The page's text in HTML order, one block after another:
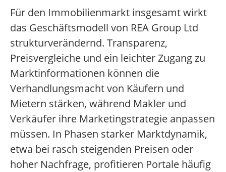
Für den Immobilienmarkt insgesamt wirkt
das Geschäftsmodell von REA Group Ltd
strukturverändernd. Transparenz,
Preisvergleiche und ein leichter Zugang zu
Marktinformationen können die
Verhandlungsmacht von Käufern und
Mietern stärken, während Makler und
Verkäufer ihre Marketingstrategie anpassen
müssen. In Phasen starker Marktdynamik,
etwa bei rasch steigenden Preisen oder
hoher Nachfrage, profitieren Portale häufig